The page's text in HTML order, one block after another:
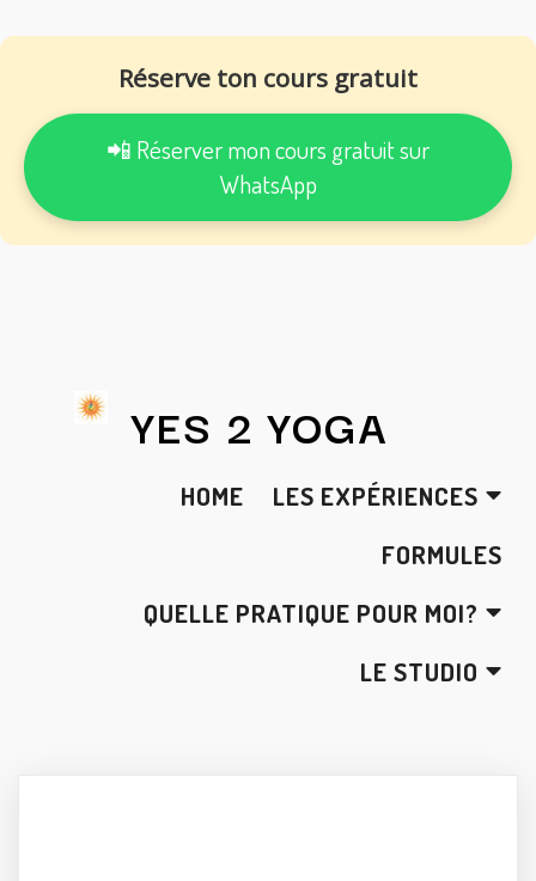
Réserve ton cours gratuit
📲 Réserver mon cours gratuit sur
WhatsApp
YES 2 YOGA
HOME
LES EXPÉRIENCES
FORMULES
QUELLE PRATIQUE POUR MOI?
LE STUDIO